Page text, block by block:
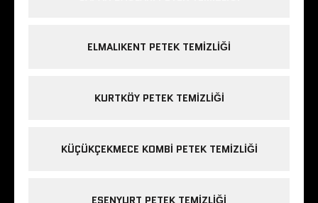
ELMALIKENT PETEK TEMIZLIĞI
KURTKÖY PETEK TEMIZLIĞI
KÜÇÜKÇEKMECE KOMBI PETEK TEMIZLIĞI
ESENYURT PETEK TEMIZLIĞI